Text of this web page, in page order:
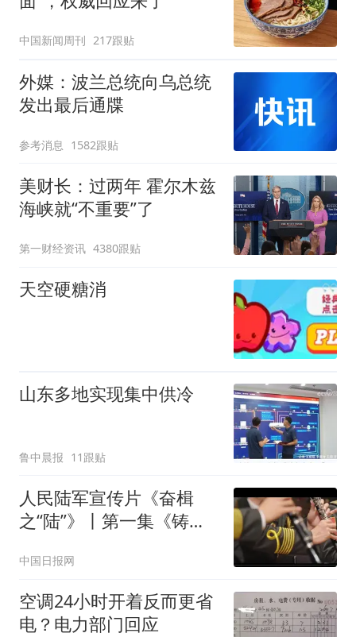
中国新闻周刊 217跟贴
外媒：波兰总统向乌总统
发出最后通牒
参考消息 1582跟贴
美财长：过两年 霍尔木兹
海峡就“不重要”了
第一财经资讯 4380跟贴
天空硬糖消
山东多地实现集中供冷
鲁中晨报 11跟贴
人民陆军宣传片《奋楫
之“陆”》丨第一集《铸铁
中国日报网
空调24小时开着反而更省
电？电力部门回应